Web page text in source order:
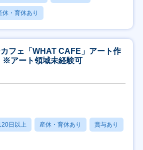
休・育休あり
フェ「WHAT CAFE」アート作
※アート領域未経験可
日以上 産休・育休あり 賞与あり